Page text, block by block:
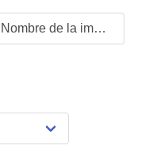
Nombre de la imagen